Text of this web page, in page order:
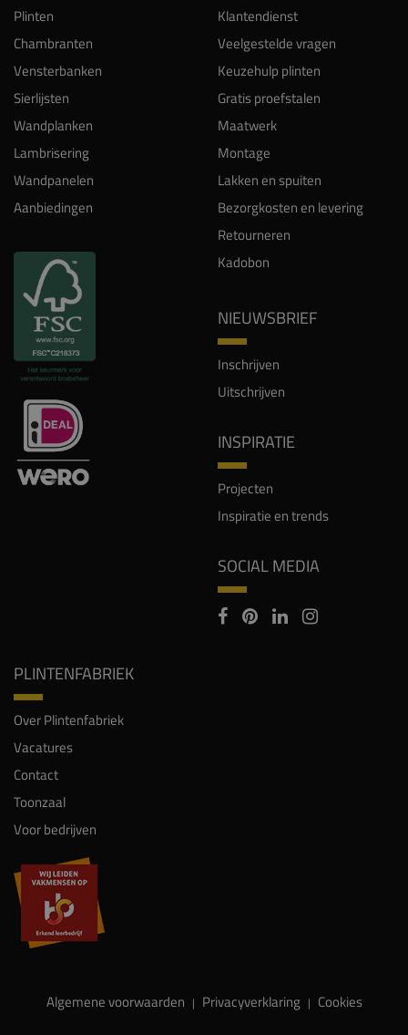
Plinten
Chambranten
Vensterbanken
Sierlijsten
Wandplanken
Lambrisering
Wandpanelen
Aanbiedingen
Klantendienst
Veelgestelde vragen
Keuzehulp plinten
Gratis proefstalen
Maatwerk
Montage
Lakken en spuiten
Bezorgkosten en levering
Retourneren
Kadobon
NIEUWSBRIEF
Inschrijven
Uitschrijven
INSPIRATIE
Projecten
Inspiratie en trends
SOCIAL MEDIA
PLINTENFABRIEK
Over Plintenfabriek
Vacatures
Contact
Toonzaal
Voor bedrijven
Algemene voorwaarden | Privacyverklaring | Cookies